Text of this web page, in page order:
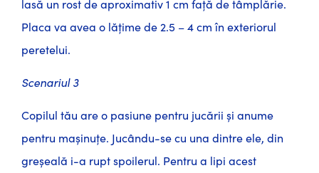
lasă un rost de aproximativ 1 cm față de tâmplărie.
Placa va avea o lățime de 2.5 – 4 cm în exteriorul
peretelui.
Scenariul 3
Copilul tău are o pasiune pentru jucării și anume
pentru mașinuțe. Jucându-se cu una dintre ele, din
greșeală i-a rupt spoilerul. Pentru a lipi acest